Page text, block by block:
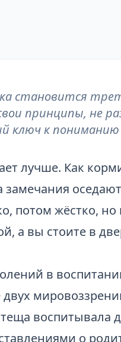
становится
принципы, не
ключ к пониманию
лучше. Как
замечания
потом жёстко,
а вы стоите в
в
воспитывала
о